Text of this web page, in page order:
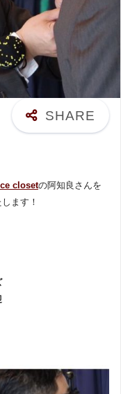
closetの阿知良さんを
ます！